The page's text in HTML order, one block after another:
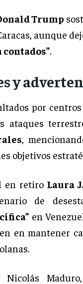
Trump
aunque
.
y
por
ataques
,
objetivos
en retiro Laura
de
en
en mantener
Nicolás